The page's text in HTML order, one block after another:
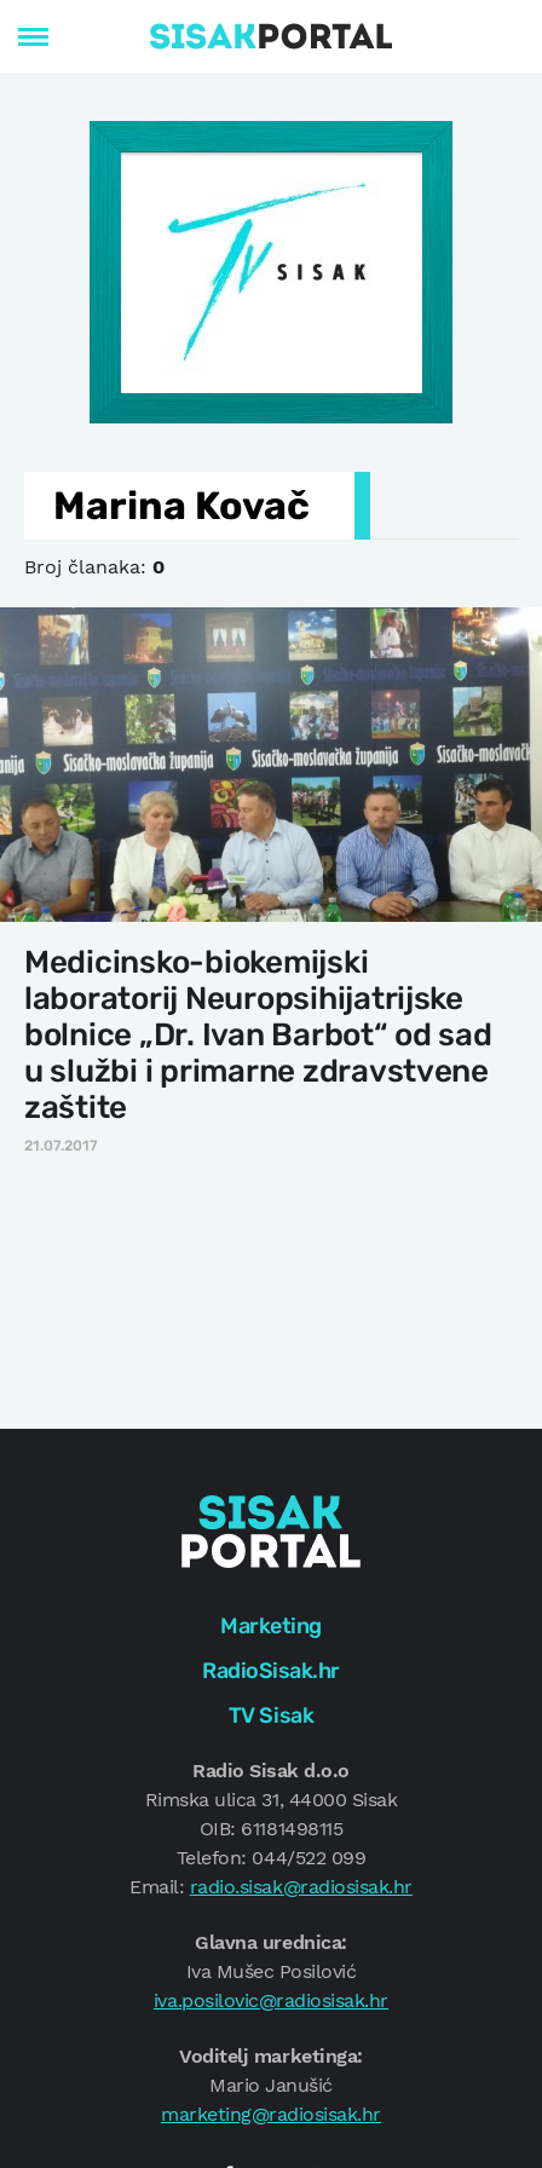
Marina Kovač
Broj članaka: 0
Medicinsko-biokemijski
laboratorij Neuropsihijatrijske
bolnice „Dr. Ivan Barbot“ od sad
u službi i primarne zdravstvene
zaštite
21.07.2017
Marketing
RadioSisak.hr
TV Sisak
Radio Sisak d.o.o
Rimska ulica 31, 44000 Sisak
OIB: 61181498115
Telefon: 044/522 099
Email: radio.sisak@radiosisak.hr
Glavna urednica:
Iva Mušec Posilović
iva.posilovic@radiosisak.hr
Voditelj marketinga:
Mario Janušić
marketing@radiosisak.hr